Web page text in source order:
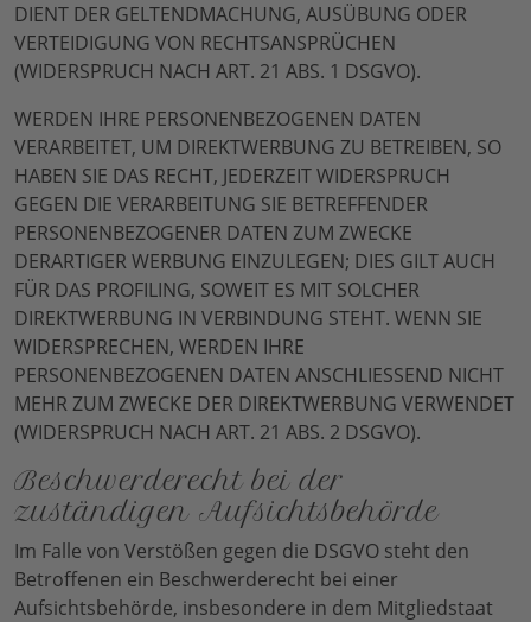
DIENT DER GELTENDMACHUNG, AUSÜBUNG ODER
VERTEIDIGUNG VON RECHTSANSPRÜCHEN
(WIDERSPRUCH NACH ART. 21 ABS. 1 DSGVO).
WERDEN IHRE PERSONENBEZOGENEN DATEN
VERARBEITET, UM DIREKTWERBUNG ZU BETREIBEN, SO
HABEN SIE DAS RECHT, JEDERZEIT WIDERSPRUCH
GEGEN DIE VERARBEITUNG SIE BETREFFENDER
PERSONENBEZOGENER DATEN ZUM ZWECKE
DERARTIGER WERBUNG EINZULEGEN; DIES GILT AUCH
FÜR DAS PROFILING, SOWEIT ES MIT SOLCHER
DIREKTWERBUNG IN VERBINDUNG STEHT. WENN SIE
WIDERSPRECHEN, WERDEN IHRE
PERSONENBEZOGENEN DATEN ANSCHLIESSEND NICHT
MEHR ZUM ZWECKE DER DIREKTWERBUNG VERWENDET
(WIDERSPRUCH NACH ART. 21 ABS. 2 DSGVO).
Beschwerde­recht bei der
zuständigen Aufsichts­behörde
Im Falle von Verstößen gegen die DSGVO steht den
Betroffenen ein Beschwerderecht bei einer
Aufsichtsbehörde, insbesondere in dem Mitgliedstaat